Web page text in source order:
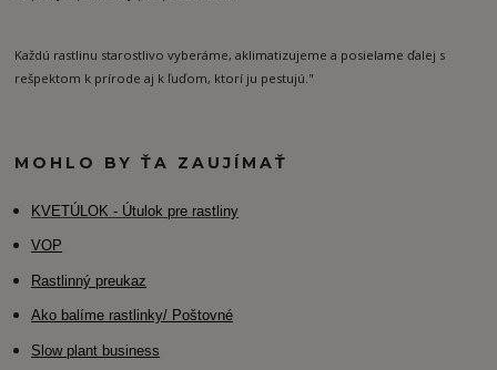
Každú rastlinu starostlivo vyberáme, aklimatizujeme a posielame ďalej s
rešpektom k prírode aj k ľuďom, ktorí ju pestujú."
MOHLO BY ŤA ZAUJÍMAŤ
KVETÚLOK - Útulok pre rastliny
VOP
Rastlinný preukaz
Ako balíme rastlinky/ Poštovné
Slow plant business